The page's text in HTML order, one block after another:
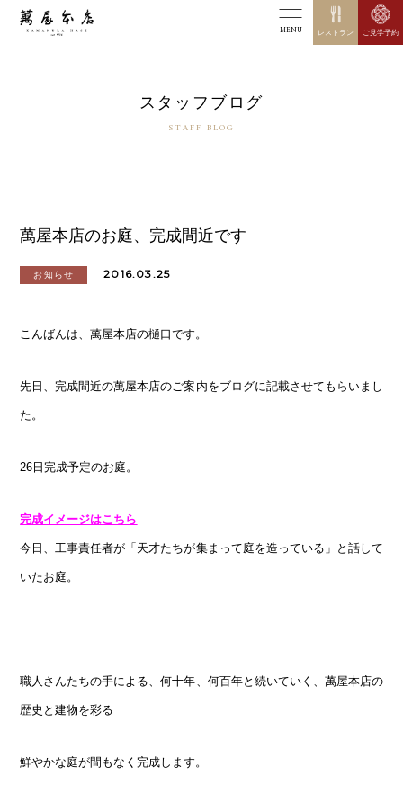
MENU ご見学予約
レストラン
スタッフブログ
STAFF BLOG
萬屋本店のお庭、完成間近です
お知らせ 2016.03.25
こんばんは、萬屋本店の樋口です。
先日、完成間近の萬屋本店のご案内をブログに記載させてもらいまし
た。
26日完成予定のお庭。
完成イメージはこちら
今日、工事責任者が「天才たちが集まって庭を造っている」と話して
いたお庭。
職人さんたちの手による、何十年、何百年と続いていく、萬屋本店の
歴史と建物を彩る
鮮やかな庭が間もなく完成します。